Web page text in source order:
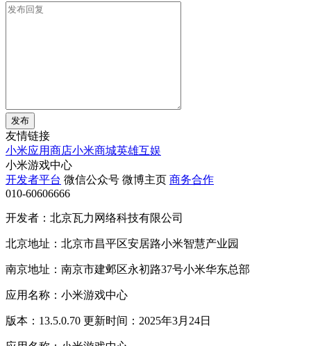
发布
友情链接
小米应用商店小米商城英雄互娱
小米游戏中心
开发者平台 微信公众号 微博主页 商务合作
010-60606666
开发者：北京瓦力网络科技有限公司
北京地址：北京市昌平区安居路小米智慧产业园
南京地址：南京市建邺区永初路37号小米华东总部
应用名称：小米游戏中心
版本：13.5.0.70 更新时间：2025年3月24日